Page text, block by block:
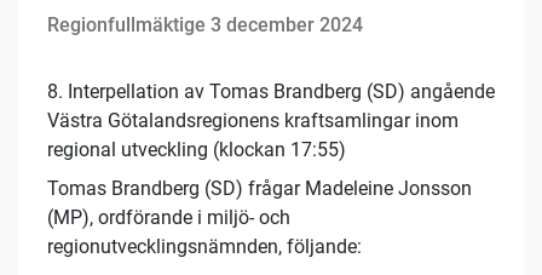
Regionfullmäktige 3 december 2024
8. Interpellation av Tomas Brandberg (SD) angående
Västra Götalandsregionens kraftsamlingar inom
regional utveckling (klockan 17:55)
Tomas Brandberg (SD) frågar Madeleine Jonsson
(MP), ordförande i miljö- och
regionutvecklingsnämnden, följande: